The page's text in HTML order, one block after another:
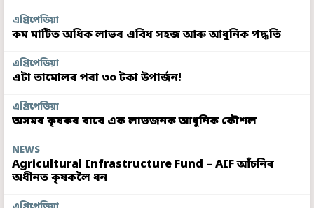
এগ্ৰিপেডিয়া
কম মাটিত অধিক লাভৰ এবিধ সহজ আৰু আধুনিক পদ্ধতি
এগ্ৰিপেডিয়া
এটা তামোলৰ পৰা ৩০ টকা উপাৰ্জন!
এগ্ৰিপেডিয়া
অসমৰ কৃষকৰ বাবে এক লাভজনক আধুনিক কৌশল
NEWS
Agricultural Infrastructure Fund – AIF আঁচনিৰ
অধীনত কৃষকলৈ ধন